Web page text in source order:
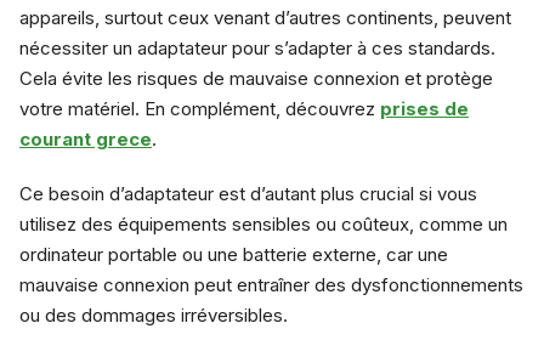
appareils, surtout ceux venant d’autres continents, peuvent
nécessiter un adaptateur pour s’adapter à ces standards.
Cela évite les risques de mauvaise connexion et protège
votre matériel. En complément, découvrez prises de
courant grece.
Ce besoin d’adaptateur est d’autant plus crucial si vous
utilisez des équipements sensibles ou coûteux, comme un
ordinateur portable ou une batterie externe, car une
mauvaise connexion peut entraîner des dysfonctionnements
ou des dommages irréversibles.